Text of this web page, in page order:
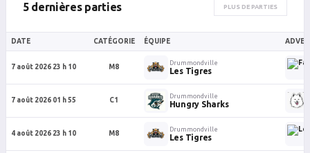
5 dernières parties PLUS DE PARTIES
DATE CATÉGORIE ÉQUIPE
7 août 2026 23 h 10 M8
Drummondville
Les Tigres
7 août 2026 01 h 55 C1
Drummondville
Hungry Sharks
4 août 2026 23 h 10 M8
Drummondville
Les Tigres